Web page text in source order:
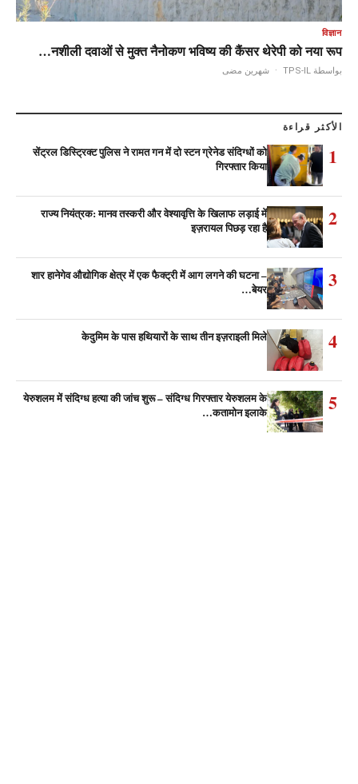
विज्ञान
नशीली दवाओं से मुक्त नैनोकण भविष्य की कैंसर थेरेपी को नया रूप…
بواسطة TPS-IL · شهرين مضى
الأكثر قراءة
1
सेंट्रल डिस्ट्रिक्ट पुलिस ने रामत गन में दो स्टन ग्रेनेड संदिग्धों को
गिरफ्तार किया
2
राज्य नियंत्रक: मानव तस्करी और वेश्यावृत्ति के खिलाफ लड़ाई में
इज़रायल पिछड़ रहा है
3
शार हानेगेव औद्योगिक क्षेत्र में एक फैक्ट्री में आग लगने की घटना –
बेयर…
4
केदुमिम के पास हथियारों के साथ तीन इज़राइली मिले
5
येरुशलम में संदिग्ध हत्या की जांच शुरू – संदिग्ध गिरफ्तार येरुशलम के
कतामोन इलाके…